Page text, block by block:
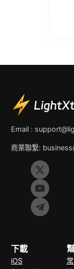
Email :
商業聯繫:
下載
iOS